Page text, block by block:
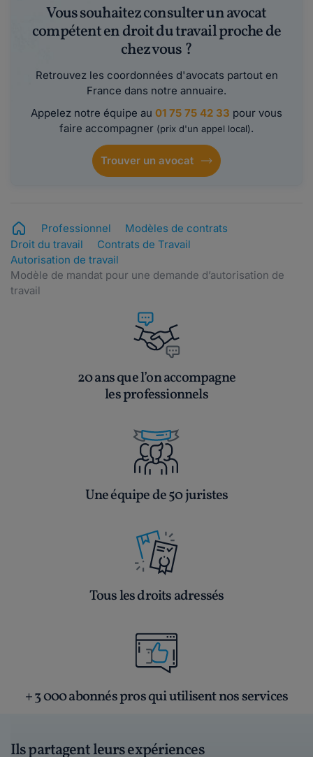
Vous souhaitez consulter un avocat
compétent en droit du travail proche de
chez vous ?
Retrouvez les coordonnées d'avocats partout en
France dans notre annuaire.
Appelez notre équipe au 01 75 75 42 33 pour vous
faire accompagner (prix d'un appel local).
Trouver un avocat
Professionnel
Modèles de contrats
Droit du travail
Contrats de Travail
Autorisation de travail
Modèle de mandat pour une demande d’autorisation de
travail
20 ans que l’on accompagne
les professionnels
Une équipe de 50 juristes
Tous les droits adressés
+ 3 000 abonnés pros qui utilisent nos services
Ils partagent leurs expériences